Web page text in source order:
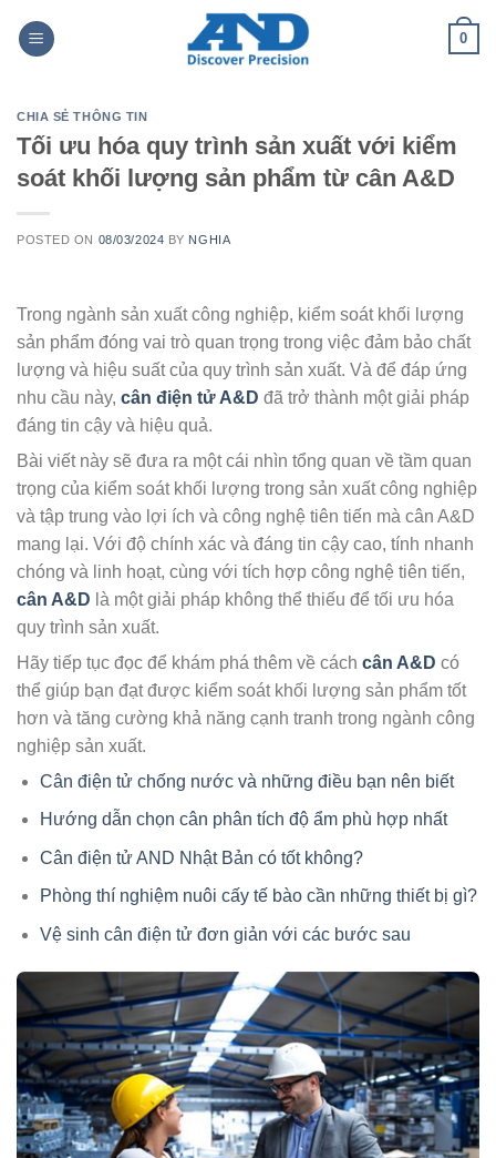
0
CHIA SẺ THÔNG TIN
Tối ưu hóa quy trình sản xuất với kiểm
soát khối lượng sản phẩm từ cân A&D
POSTED ON 08/03/2024 BY NGHIA
Trong ngành sản xuất công nghiệp, kiểm soát khối lượng
sản phẩm đóng vai trò quan trọng trong việc đảm bảo chất
lượng và hiệu suất của quy trình sản xuất. Và để đáp ứng
nhu cầu này, cân điện tử A&D đã trở thành một giải pháp
đáng tin cậy và hiệu quả.
Bài viết này sẽ đưa ra một cái nhìn tổng quan về tầm quan
trọng của kiểm soát khối lượng trong sản xuất công nghiệp
và tập trung vào lợi ích và công nghệ tiên tiến mà cân A&D
mang lại. Với độ chính xác và đáng tin cậy cao, tính nhanh
chóng và linh hoạt, cùng với tích hợp công nghệ tiên tiến,
cân A&D là một giải pháp không thể thiếu để tối ưu hóa
quy trình sản xuất.
Hãy tiếp tục đọc để khám phá thêm về cách cân A&D có
thể giúp bạn đạt được kiểm soát khối lượng sản phẩm tốt
hơn và tăng cường khả năng cạnh tranh trong ngành công
nghiệp sản xuất.
Cân điện tử chống nước và những điều bạn nên biết
Hướng dẫn chọn cân phân tích độ ẩm phù hợp nhất
Cân điện tử AND Nhật Bản có tốt không?
Phòng thí nghiệm nuôi cấy tế bào cần những thiết bị gì?
Vệ sinh cân điện tử đơn giản với các bước sau